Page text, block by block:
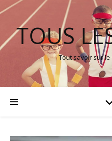
TOUS
Tout savoir sur